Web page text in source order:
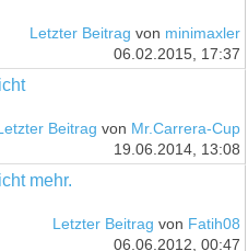
Letzter Beitrag von minimaxler
06.02.2015, 17:37
Beitrag von Mr.Carrera-Cup
19.06.2014, 13:08
mehr.
Letzter Beitrag von Fatih08
06.06.2012, 00:47